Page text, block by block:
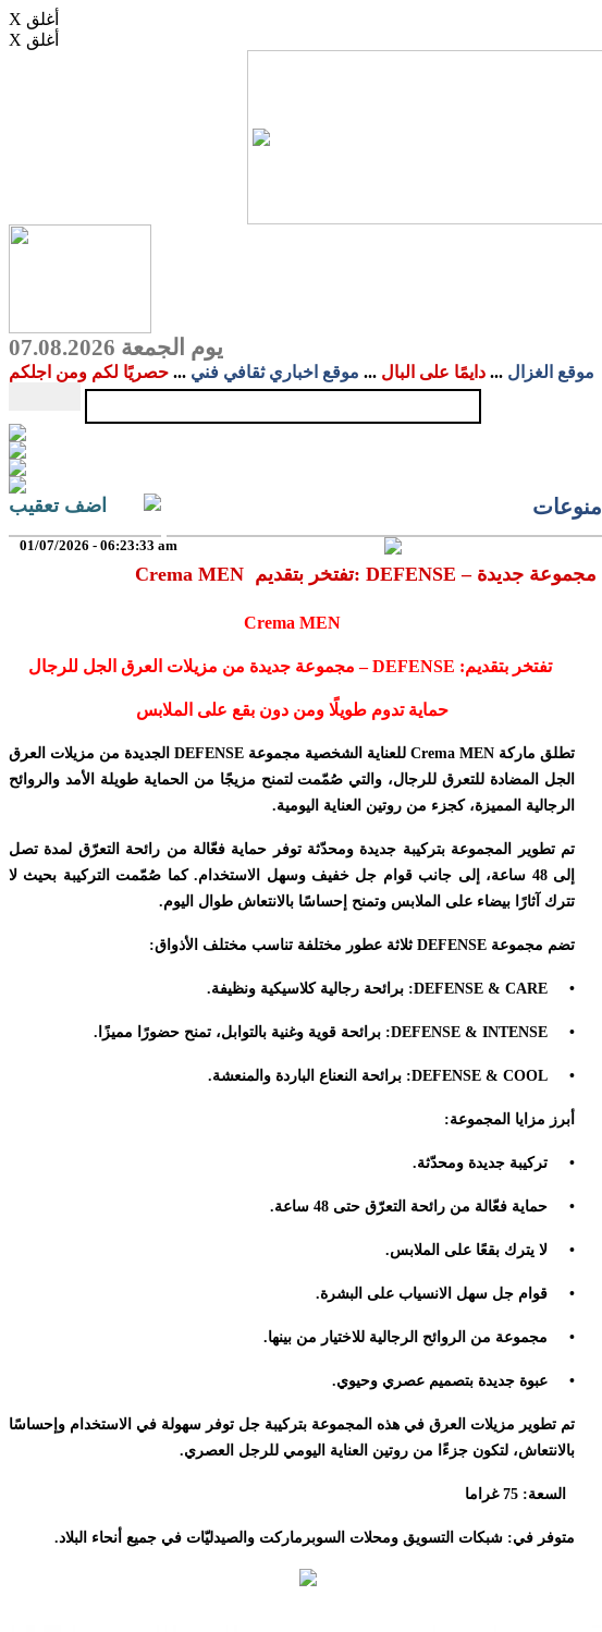
X أغلق
X أغلق
يوم الجمعة 07.08.2026
موقع الغزال ... دايمًا على البال ... موقع اخباري ثقافي فني ... حصريًا لكم ومن اجلكم
منوعات اضف تعقيب
01/07/2026 - 06:23:33 am
Crema MEN تفتخر بتقديم: DEFENSE – مجموعة جديدة
Crema MEN
تفتخر بتقديم: DEFENSE– مجموعة جديدة من مزيلات العرق الجل للرجال
حماية تدوم طويلًا ومن دون بقع على الملابس
تطلق ماركة Crema MEN للعناية الشخصية مجموعة DEFENSE الجديدة من مزيلات العرق
الجل المضادة للتعرق للرجال، والتي صُمّمت لتمنح مزيجًا من الحماية طويلة الأمد والروائح
الرجالية المميزة، كجزء من روتين العناية اليومية.
تم تطوير المجموعة بتركيبة جديدة ومحدّثة توفر حماية فعّالة من رائحة التعرّق لمدة تصل
إلى 48 ساعة، إلى جانب قوام جل خفيف وسهل الاستخدام. كما صُمّمت التركيبة بحيث لا
تترك آثارًا بيضاء على الملابس وتمنح إحساسًا بالانتعاش طوال اليوم.
تضم مجموعة DEFENSE ثلاثة عطور مختلفة تناسب مختلف الأذواق:
•
DEFENSE & CARE: برائحة رجالية كلاسيكية ونظيفة.
•
DEFENSE & INTENSE: برائحة قوية وغنية بالتوابل، تمنح حضورًا مميزًا.
•
DEFENSE & COOL: برائحة النعناع الباردة والمنعشة.
أبرز مزايا المجموعة:
• تركيبة جديدة ومحدّثة.
• حماية فعّالة من رائحة التعرّق حتى 48 ساعة.
• لا يترك بقعًا على الملابس.
• قوام جل سهل الانسياب على البشرة.
• مجموعة من الروائح الرجالية للاختيار من بينها.
• عبوة جديدة بتصميم عصري وحيوي.
تم تطوير مزيلات العرق في هذه المجموعة بتركيبة جل توفر سهولة في الاستخدام وإحساسًا
بالانتعاش، لتكون جزءًا من روتين العناية اليومي للرجل العصري.
السعة: 75 غراما
متوفر في: شبكات التسويق ومحلات السوبرماركت والصيدليّات في جميع أنحاء البلاد.